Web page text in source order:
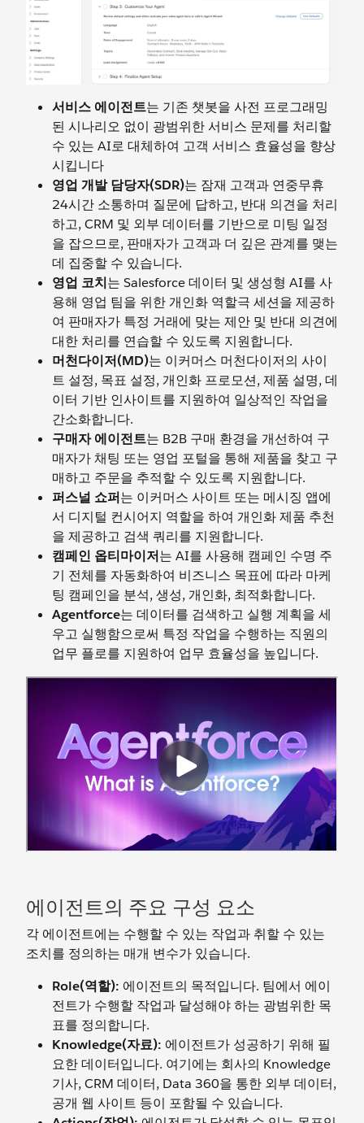
서비스 에이전트는 기존 챗봇을 사전 프로그래밍
된 시나리오 없이 광범위한 서비스 문제를 처리할
수 있는 AI로 대체하여 고객 서비스 효율성을 향상
시킵니다
영업 개발 담당자(SDR)는 잠재 고객과 연중무휴
24시간 소통하며 질문에 답하고, 반대 의견을 처리
하고, CRM 및 외부 데이터를 기반으로 미팅 일정
을 잡으므로, 판매자가 고객과 더 깊은 관계를 맺는
데 집중할 수 있습니다.
영업 코치는 Salesforce 데이터 및 생성형 AI를 사
용해 영업 팀을 위한 개인화 역할극 세션을 제공하
여 판매자가 특정 거래에 맞는 제안 및 반대 의견에
대한 처리를 연습할 수 있도록 지원합니다.
머천다이저(MD)는 이커머스 머천다이저의 사이
트 설정, 목표 설정, 개인화 프로모션, 제품 설명, 데
이터 기반 인사이트를 지원하여 일상적인 작업을
간소화합니다.
구매자 에이전트는 B2B 구매 환경을 개선하여 구
매자가 채팅 또는 영업 포털을 통해 제품을 찾고 구
매하고 주문을 추적할 수 있도록 지원합니다.
퍼스널 쇼퍼는 이커머스 사이트 또는 메시징 앱에
서 디지털 컨시어지 역할을 하여 개인화 제품 추천
을 제공하고 검색 쿼리를 지원합니다.
캠페인 옵티마이저는 AI를 사용해 캠페인 수명 주
기 전체를 자동화하여 비즈니스 목표에 따라 마케
팅 캠페인을 분석, 생성, 개인화, 최적화합니다.
Agentforce는 데이터를 검색하고 실행 계획을 세
우고 실행함으로써 특정 작업을 수행하는 직원의
업무 플로를 지원하여 업무 효율성을 높입니다.
에이전트의 주요 구성 요소
각 에이전트에는 수행할 수 있는 작업과 취할 수 있는
조치를 정의하는 매개 변수가 있습니다.
Role(역할): 에이전트의 목적입니다. 팀에서 에이
전트가 수행할 작업과 달성해야 하는 광범위한 목
표를 정의합니다.
Knowledge(자료): 에이전트가 성공하기 위해 필
요한 데이터입니다. 여기에는 회사의 Knowledge
기사, CRM 데이터, Data 360을 통한 외부 데이터,
공개 웹 사이트 등이 포함될 수 있습니다.